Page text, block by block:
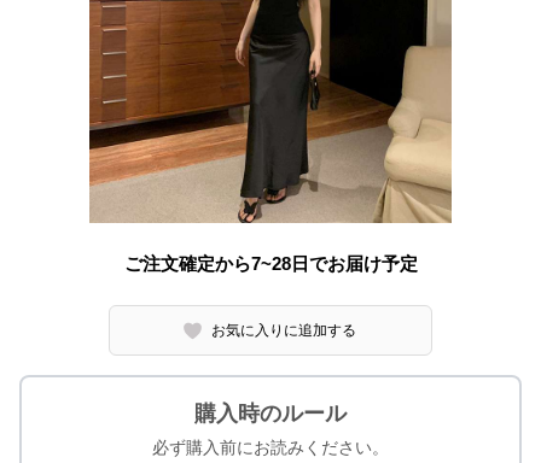
ご注文確定から7~28日でお届け予定
お気に入りに追加する
購入時のルール
必ず購入前にお読みください。